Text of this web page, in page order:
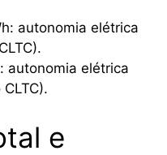
autonomia elétrica
autonomia elétrica
e